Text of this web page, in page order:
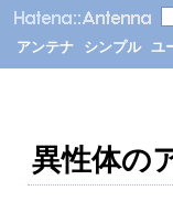
アンテナ シンプル ユ
異性体の